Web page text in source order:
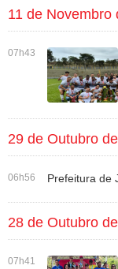
11 de Novembro
07h43
29 de Outubro
06h56 Prefeitura de
28 de Outubro
07h41